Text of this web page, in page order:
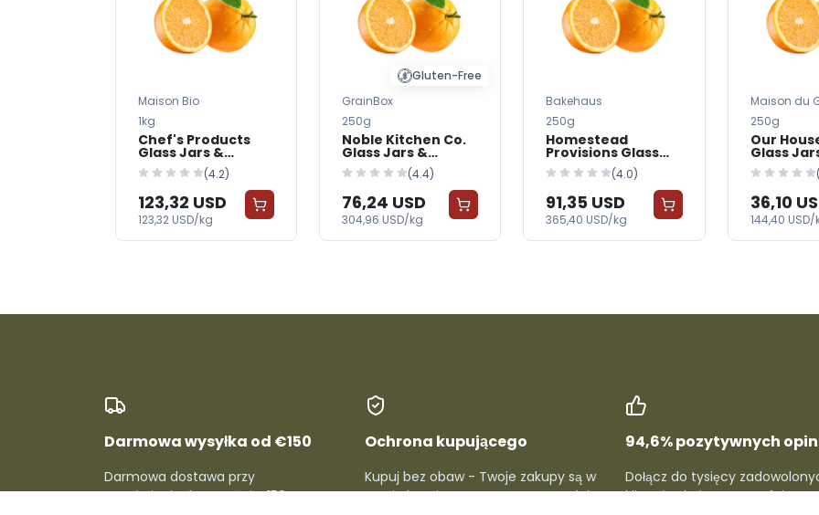
Maison Bio
1kg
Chef's Products
Glass Jars &
Bottles —
FreshGrocer
(4.2)
123,32 USD
123,32 USD/kg
Gluten-Free
GrainBox
250g
Noble Kitchen Co.
Glass Jars &
Bottles —
FreshGrocer
(4.4)
76,24 USD
304,96 USD/kg
Bakehaus
250g
Homestead
Provisions Glass
Jars & Bottles —
FreshGrocer
(4.0)
91,35 USD
365,40 USD/kg
Maison du
Manger
250g
Our
Glass
Bottles —
36,10
144,40 USD/
Darmowa wysyłka od €150
Darmowa dostawa przy
zamówieniach powyżej €150. Bez
Ochrona kupującego
Kupuj bez obaw - Twoje zakupy są w
pełni chronione, a proces zwrotu lub
94,6% pozytywnych
Dołącz do tysięcy
klientów, którzy nam ufają.